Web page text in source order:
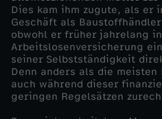
o
k
u
Dies kam ihm zugute, als er
Geschäft als
obwohl er früher jahrelang
Arbeitslosenversicherung
seiner Selbstständigkeit
Denn anders als die
auch während dieser
geringen Regelsätzen